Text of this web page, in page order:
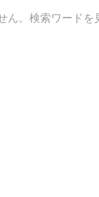
ん。検索ワードを